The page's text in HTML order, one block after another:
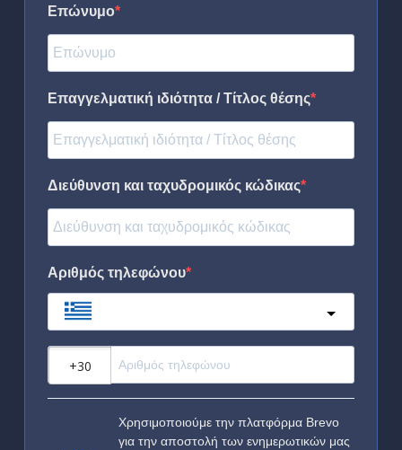
Επώνυμο
Επαγγελματική ιδιότητα / Τίτλος θέσης
Διεύθυνση και ταχυδρομικός κώδικας
Αριθμός τηλεφώνου
Χρησιμοποιούμε την πλατφόρμα Brevo
για την αποστολή των ενημερωτικών μας